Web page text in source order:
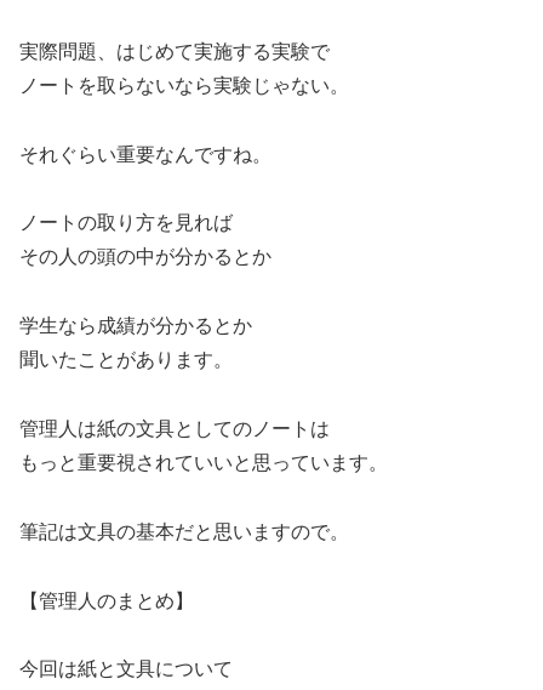
実際問題、はじめて実施する実験で
ノートを取らないなら実験じゃない。
それぐらい重要なんですね。
ノートの取り方を見れば
その人の頭の中が分かるとか
学生なら成績が分かるとか
聞いたことがあります。
管理人は紙の文具としてのノートは
もっと重要視されていいと思っています。
筆記は文具の基本だと思いますので。
【管理人のまとめ】
今回は紙と文具について